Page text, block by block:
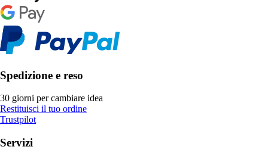
Spedizione e reso
30 giorni per cambiare idea
Restituisci il tuo ordine
Trustpilot
Servizi